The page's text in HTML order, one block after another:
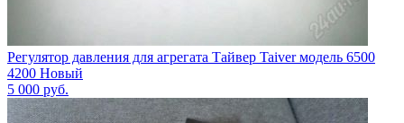
Регулятор давления для агрегата Тайвер Taiver модель 6500
4200 Новый
5 000 руб.